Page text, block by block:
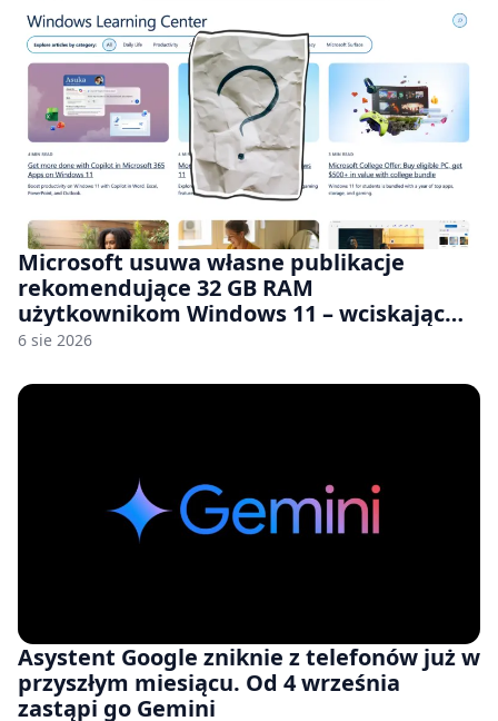
Microsoft usuwa własne publikacje
rekomendujące 32 GB RAM
użytkownikom Windows 11 – wciskając
nam przy tym komputery z 8 GB RAM po
6 sie 2026
Asystent Google zniknie z telefonów już w
przyszłym miesiącu. Od 4 września
zastąpi go Gemini